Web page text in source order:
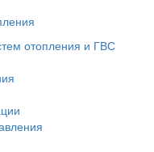
отопления и ГВС